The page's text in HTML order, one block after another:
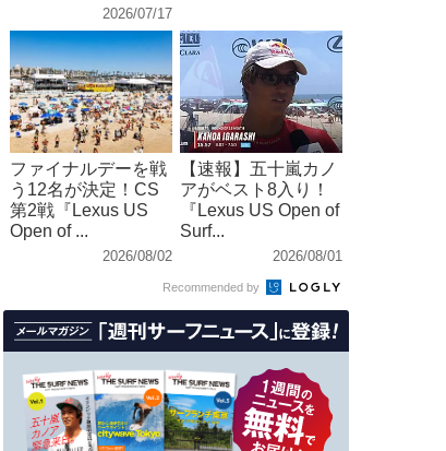
2026/07/17
ファイナルデーを戦
う12名が決定！CS
第2戦『Lexus US
Open of ...
2026/08/02
【速報】五十嵐カノ
アがベスト8入り！
『Lexus US Open of
Surf...
2026/08/01
Recommended by